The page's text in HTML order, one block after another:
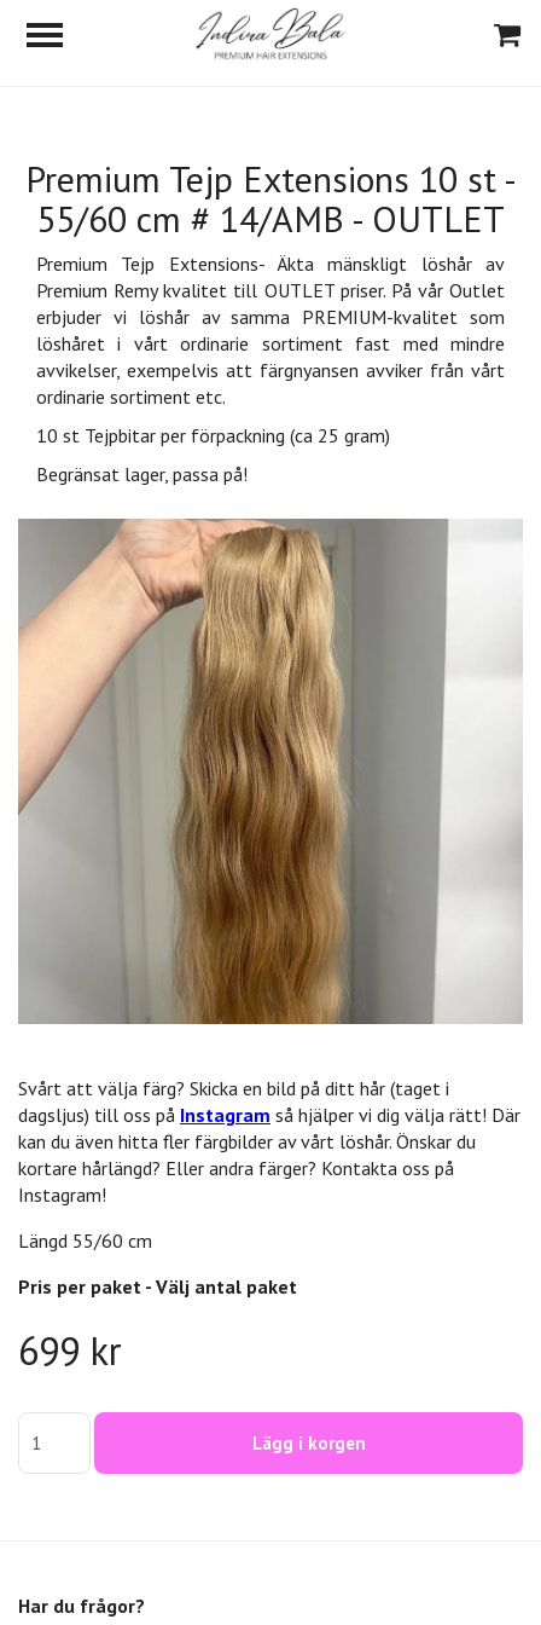
Premium Tejp Extensions 10 st -
55/60 cm # 14/AMB - OUTLET
Premium Tejp Extensions- Äkta mänskligt löshår av
Premium Remy kvalitet till OUTLET priser. På vår Outlet
erbjuder vi löshår av samma PREMIUM-kvalitet som
löshåret i vårt ordinarie sortiment fast med mindre
avvikelser, exempelvis att färgnyansen avviker från vårt
ordinarie sortiment etc.
10 st Tejpbitar per förpackning (ca 25 gram)
Begränsat lager, passa på!
Svårt att välja färg? Skicka en bild på ditt hår (taget i
dagsljus) till oss på Instagram så hjälper vi dig välja rätt! Där
kan du även hitta fler färgbilder av vårt löshår. Önskar du
kortare hårlängd? Eller andra färger? Kontakta oss på
Instagram!
Längd 55/60 cm
Pris per paket - Välj antal paket
699 kr
Lägg i korgen
Har du frågor?